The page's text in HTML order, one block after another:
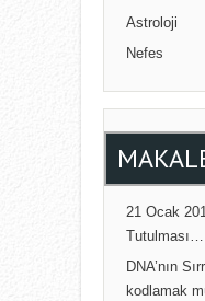
Astroloji
Nefes
21 Ocak
Tutulması…
DNA’nın
kodlamak